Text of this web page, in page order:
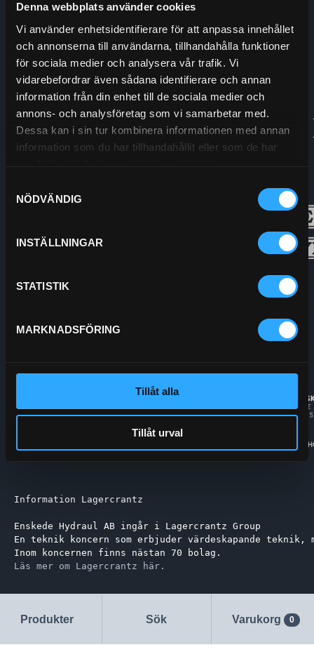
Denna webbplats använder cookies
Vi använder enhetsidentifierare för att anpassa innehållet
och annonserna till användarna, tillhandahålla funktioner
för sociala medier och analysera vår trafik. Vi
vidarebefordrar även sådana identifierare och annan
information från din enhet till de sociala medier och
annons- och analysföretag som vi samarbetar med.
Dessa kan i sin tur kombinera informationen med annan
information som du har tillhandahållit eller som de har
NÖDVÄNDIG
INSTÄLLNINGAR
STATISTIK
MARKNADSFÖRING
Tillåt alla
Tillåt urval
Produkter Sök Varukorg 0
Information Lagercrantz
Enskede Hydraul AB ingår i Lagercrantz Group
En teknik koncern som erbjuder värdeskapande
Inom koncernen finns nästan 70 bolag.
Läs mer om Lagercrantz här.
Adress: Box 70
740 03 Östervåla
Org.nr: 556208-5778